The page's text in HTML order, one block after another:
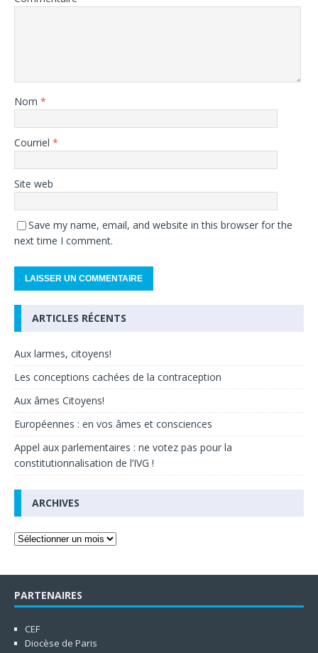
Nom *
Courriel *
Site web
Save my name, email, and website in this browser for the
next time I comment.
ARTICLES RÉCENTS
Aux larmes, citoyens!
Les conceptions cachées de la contraception
Aux âmes Citoyens!
Européennes : en vos âmes et consciences
Appel aux parlementaires : ne votez pas pour la
constitutionnalisation de l’IVG !
ARCHIVES
PARTENAIRES
CEF
Diocèse de Paris